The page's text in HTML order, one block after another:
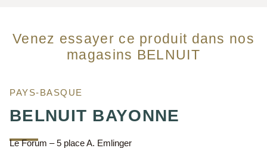
Venez essayer ce produit dans nos
magasins BELNUIT
PAYS-BASQUE
BELNUIT BAYONNE
Le Forum – 5 place A. Emlinger